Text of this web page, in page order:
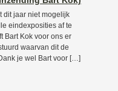
dit jaar niet mogelijk
eindexposities af te
Bart Kok voor ons er
waarvan dit de
je wel Bart voor […]